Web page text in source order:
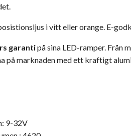
i vitt eller orange. E-
garantipå sina LED-ramper.
på marknaden med ett kraftigt
9-32V